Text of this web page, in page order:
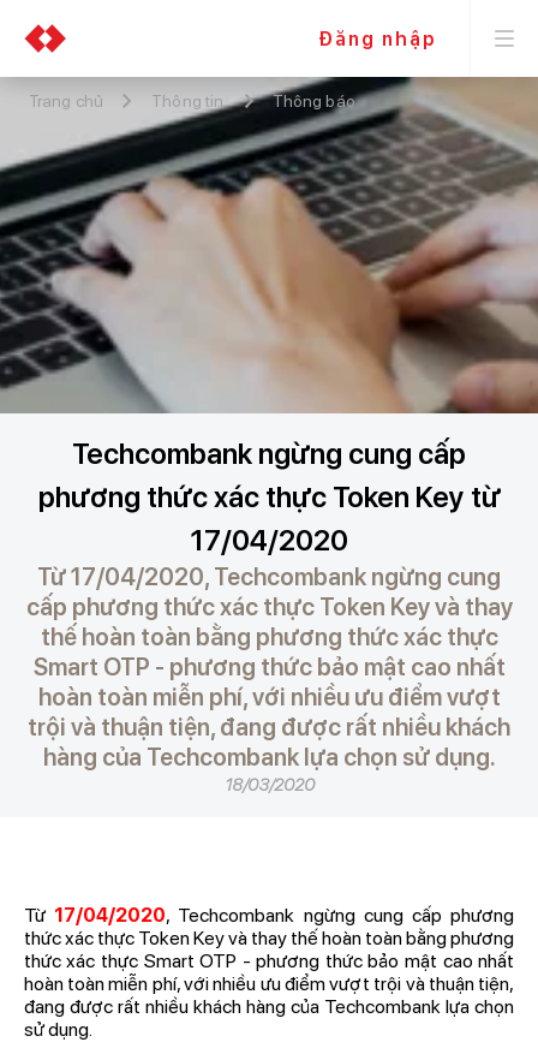
Đăng nhập
Trang chủ Thông tin Thông báo
Techcombank ngừng cung cấp
phương thức xác thực Token Key từ
17/04/2020
Từ 17/04/2020, Techcombank ngừng cung
cấp phương thức xác thực Token Key và thay
thế hoàn toàn bằng phương thức xác thực
Smart OTP - phương thức bảo mật cao nhất
hoàn toàn miễn phí, với nhiều ưu điểm vượt
trội và thuận tiện, đang được rất nhiều khách
hàng của Techcombank lựa chọn sử dụng.
18/03/2020
Từ 17/04/2020, Techcombank ngừng cung cấp phương
thức xác thực Token Key và thay thế hoàn toàn bằng phương
thức xác thực Smart OTP - phương thức bảo mật cao nhất
hoàn toàn miễn phí, với nhiều ưu điểm vượt trội và thuận tiện,
đang được rất nhiều khách hàng của Techcombank lựa chọn
sử dụng.